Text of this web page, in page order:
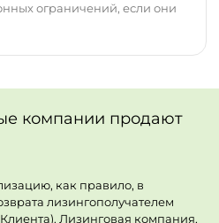
ограничений, если они
компании продают
как правило, в
лизингополучателем
Лизинговая компания,